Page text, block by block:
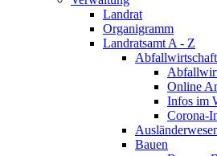
Landrat
Organigramm
Landratsamt A - Z
Abfallwirtschaft
Online
Infos im
Corona-
Bauen